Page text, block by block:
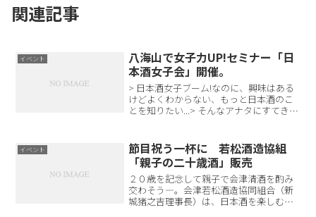
関連記事
イベント
八海山で女子力UP!セミナー「日
本酒女子会」開催。
> 日本酒女子ブーム!なのに、興味はある
けどよくわからない、もっと日本酒のこ
とを知りたい...> そんなアナタにすてきな
コミュ』のコラボ企画です。> メディア
で大活...
イベント
節目祝う一杯に 若松酒造協組
「親子の二十歳酒」販売
２０歳を記念して親子で会津清酒を酌み
交わそう―。会津若松酒造協同組合（新
城猪之吉理事長）は、日本酒を楽しむ文